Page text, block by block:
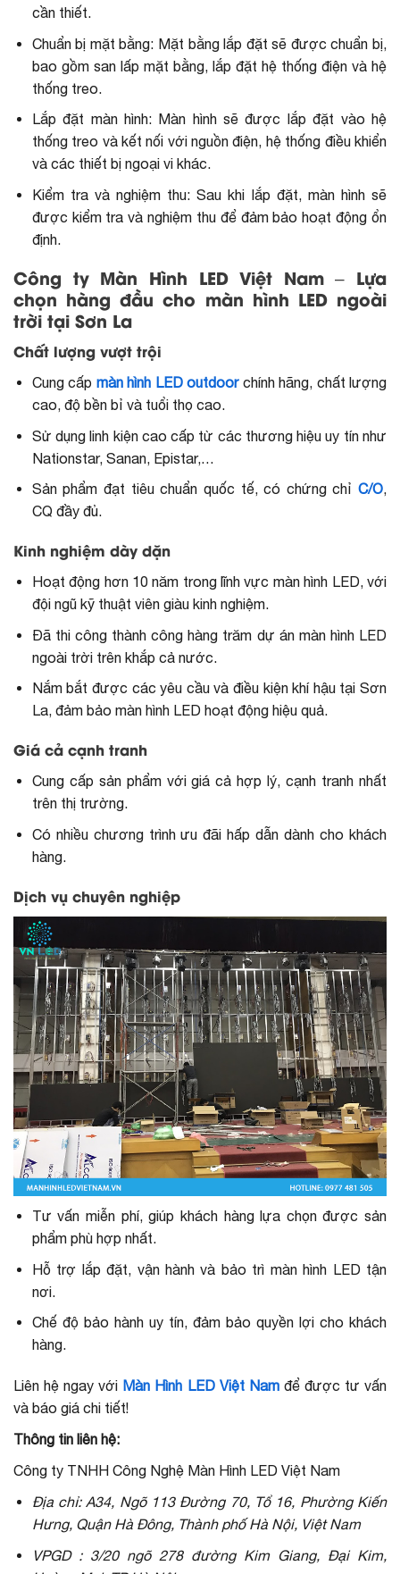
cần thiết.
Chuẩn bị mặt bằng: Mặt bằng lắp đặt sẽ được chuẩn bị,
bao gồm san lấp mặt bằng, lắp đặt hệ thống điện và hệ
thống treo.
Lắp đặt màn hình: Màn hình sẽ được lắp đặt vào hệ
thống treo và kết nối với nguồn điện, hệ thống điều khiển
và các thiết bị ngoại vi khác.
Kiểm tra và nghiệm thu: Sau khi lắp đặt, màn hình sẽ
được kiểm tra và nghiệm thu để đảm bảo hoạt động ổn
định.
Công ty Màn Hình LED Việt Nam – Lựa
chọn hàng đầu cho màn hình LED ngoài
trời tại Sơn La
Chất lượng vượt trội
Cung cấp màn hình LED outdoorchính hãng, chất lượng
cao, độ bền bỉ và tuổi thọ cao.
Sử dụng linh kiện cao cấp từ các thương hiệu uy tín như
Nationstar, Sanan, Epistar,…
Sản phẩm đạt tiêu chuẩn quốc tế, có chứng chỉ C/O,
CQ đầy đủ.
Kinh nghiệm dày dặn
Hoạt động hơn 10 năm trong lĩnh vực màn hình LED, với
đội ngũ kỹ thuật viên giàu kinh nghiệm.
Đã thi công thành công hàng trăm dự án màn hình LED
ngoài trời trên khắp cả nước.
Nắm bắt được các yêu cầu và điều kiện khí hậu tại Sơn
La, đảm bảo màn hình LED hoạt động hiệu quả.
Giá cả cạnh tranh
Cung cấp sản phẩm với giá cả hợp lý, cạnh tranh nhất
trên thị trường.
Có nhiều chương trình ưu đãi hấp dẫn dành cho khách
hàng.
Dịch vụ chuyên nghiệp
Tư vấn miễn phí, giúp khách hàng lựa chọn được sản
phẩm phù hợp nhất.
Hỗ trợ lắp đặt, vận hành và bảo trì màn hình LED tận
nơi.
Chế độ bảo hành uy tín, đảm bảo quyền lợi cho khách
hàng.
Liên hệ ngay với Màn Hình LED Việt Namđể được tư vấn
và báo giá chi tiết!
Thông tin liên hệ:
Công ty TNHH Công Nghệ Màn Hình LED Việt Nam
Địa chỉ: A34, Ngõ 113 Đường 70, Tổ 16, Phường Kiến
Hưng, Quận Hà Đông, Thành phố Hà Nội, Việt Nam
VPGD : 3/20 ngõ 278 đường Kim Giang, Đại Kim,